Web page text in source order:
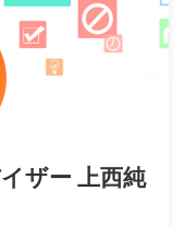
ザー 上西純